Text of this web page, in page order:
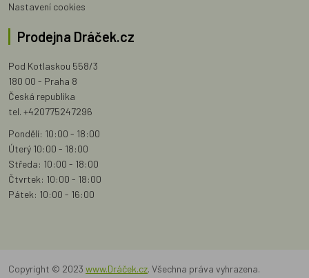
Nastavení cookies
Prodejna Dráček.cz
Pod Kotlaskou 558/3
180 00 - Praha 8
Česká republika
tel. +420775247296
Pondělí: 10:00 - 18:00
Úterý 10:00 - 18:00
Středa: 10:00 - 18:00
Čtvrtek: 10:00 - 18:00
Pátek: 10:00 - 16:00
Copyright © 2023 www.Dráček.cz. Všechna práva vyhrazena.